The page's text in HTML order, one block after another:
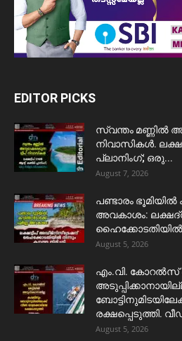
EDITOR PICKS
സ്വന്തം മണ്ണിൽ
നിവാസികൾ.
പ്ലാനിംഗ്; ഒരു...
August 7, 2026
പണ്ടാരം
അവകാശം:
ഹൈക്കോടതിയിൽ
August 5, 2026
​എം.വി. കോറൽസ്
രക്ഷപ്പെടുത്തി.
August 5, 2026